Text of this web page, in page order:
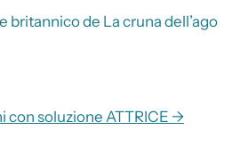
britannico de La cruna dell’ago
con soluzione ATTRICE →